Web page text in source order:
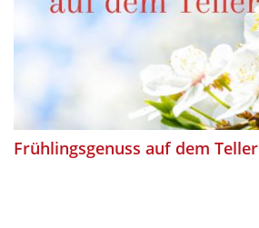
Frühlingsgenuss auf dem Teller